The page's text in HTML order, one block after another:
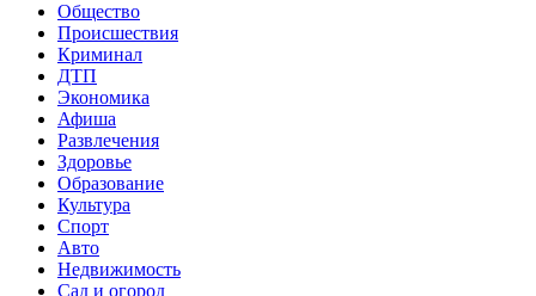
Общество
Происшествия
Криминал
ДТП
Экономика
Афиша
Развлечения
Здоровье
Образование
Культура
Спорт
Авто
Недвижимость
Сад и огород